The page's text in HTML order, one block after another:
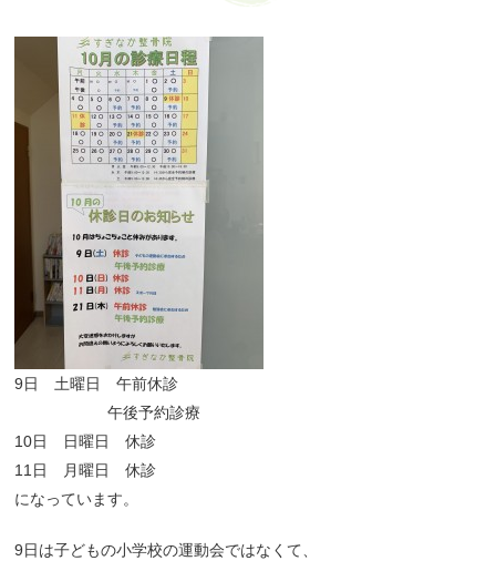
9日 土曜日 午前休診
午後予約診療
10日 日曜日 休診
11日 月曜日 休診
になっています。
9日は子どもの小学校の運動会ではなくて、